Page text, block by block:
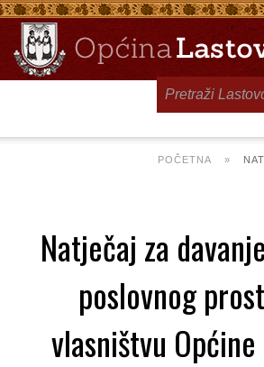
POČETNA »
Natječaj za
poslovnog
vlasništvu